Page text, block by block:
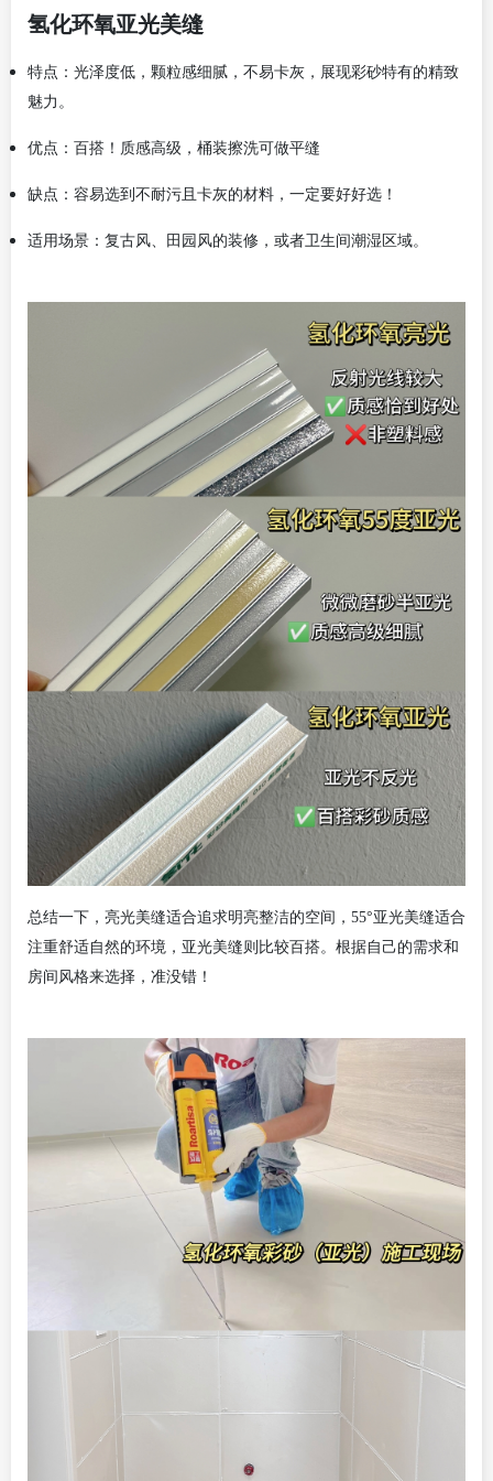
氢化环氧亚光美缝
特点：光泽度低，颗粒感细腻，不易卡灰，展现彩砂特有的精致
魅力。
优点：百搭！质感高级，桶装擦洗可做平缝
缺点：容易选到不耐污且卡灰的材料，一定要好好选！
适用场景：复古风、田园风的装修，或者卫生间潮湿区域。
总结一下，亮光美缝适合追求明亮整洁的空间， 55°亚光美缝适合
注重舒适自然的环境，亚光美缝则比较百搭。根据自己的需求和
房间风格来选择，准没错！